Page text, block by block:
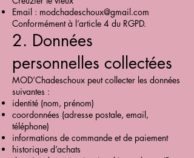
Email : modchadeschoux@gmail.com
Conformément à l’article 4 du RGPD.
2. Données
personnelles collectées
MOD’Chadeschoux peut collecter les données
suivantes :
identité (nom, prénom)
coordonnées (adresse postale, email,
téléphone)
informations de commande et de paiement
historique d’achats